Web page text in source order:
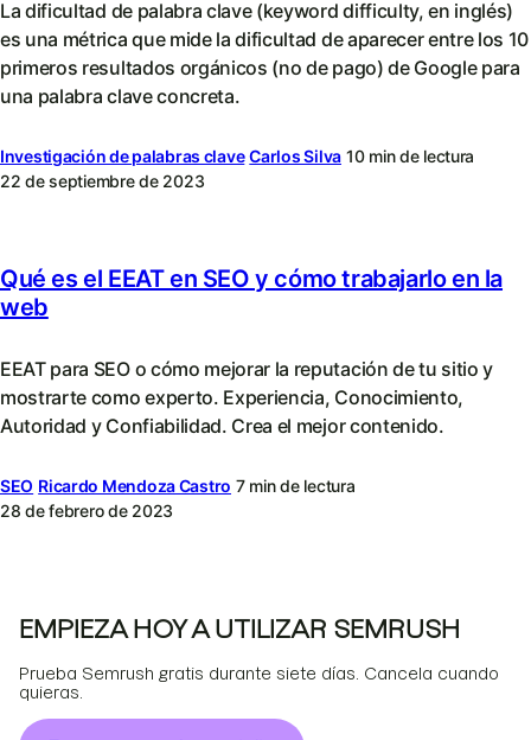
La dificultad de palabra clave (keyword difficulty, en inglés)
es una métrica que mide la dificultad de aparecer entre los 10
primeros resultados orgánicos (no de pago) de Google para
una palabra clave concreta.
Investigación de palabras clave Carlos Silva 10 min de lectura
22 de septiembre de 2023
Qué es el EEAT en SEO y cómo trabajarlo en la
web
EEAT para SEO o cómo mejorar la reputación de tu sitio y
mostrarte como experto. Experiencia, Conocimiento,
Autoridad y Confiabilidad. Crea el mejor contenido.
SEO Ricardo Mendoza Castro 7 min de lectura
28 de febrero de 2023
EMPIEZA HOY A UTILIZAR SEMRUSH
Prueba Semrush gratis durante siete días. Cancela cuando
quieras.